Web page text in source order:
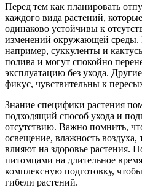
Перед тем как планировать
каждого вида растений,
одинаково устойчивы к
изменений окружающей среды.
например, суккуленты и
полива и могут спокойно
эксплуатацию без ухода.
фикус, чувствительны к
Знание специфики растения
подходящий способ ухода и
отсутствию. Важно помнить,
освещение, влажность воздуха,
влияют на здоровье растения.
питомцами на длительное
комплексную подготовку,
гибели растений.